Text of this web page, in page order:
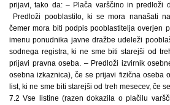
prijavi, tako da: – Plača varščino in predloži
Predloži pooblastilo, ki se mora nanašati
čemer mora biti podpis pooblastitelja overjen
imenu ponudnika javne dražbe udeleži
sodnega registra, ki ne sme biti starejši od
prijavi pravna oseba. – Predloži izvirnik
osebna izkaznica), če se prijavi fizična oseba
list, ki ne sme biti starejši od treh mesecev, če
7.2 Vse listine (razen dokazila o plačilu